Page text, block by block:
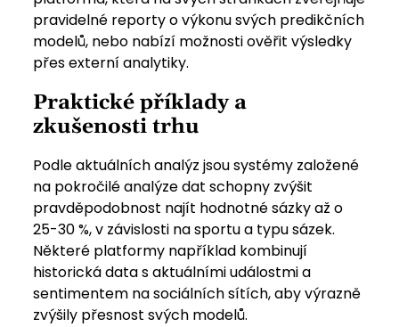
pravidelné reporty o výkonu svých predikčních
modelů, nebo nabízí možnosti ověřit výsledky
přes externí analytiky.
Praktické příklady a
zkušenosti trhu
Podle aktuálních analýz jsou systémy založené
na pokročilé analýze dat schopny zvýšit
pravděpodobnost najít hodnotné sázky až o
25-30 %, v závislosti na sportu a typu sázek.
Některé platformy například kombinují
historická data s aktuálními událostmi a
sentimentem na sociálních sítích, aby výrazně
zvýšily přesnost svých modelů.